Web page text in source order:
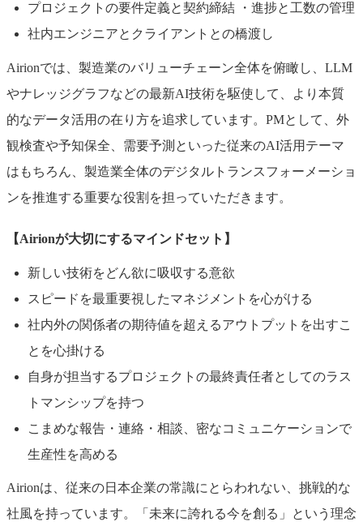
プロジェクトの要件定義と契約締結 ・進捗と工数の管理
社内エンジニアとクライアントとの橋渡し
Airionでは、製造業のバリューチェーン全体を俯瞰し、LLM
やナレッジグラフなどの最新AI技術を駆使して、より本質
的なデータ活用の在り方を追求しています。PMとして、外
観検査や予知保全、需要予測といった従来のAI活用テーマ
はもちろん、製造業全体のデジタルトランスフォーメーショ
ンを推進する重要な役割を担っていただきます。
【Airionが大切にするマインドセット】
新しい技術をどん欲に吸収する意欲
スピードを最重要視したマネジメントを心がける
社内外の関係者の期待値を超えるアウトプットを出すこ
とを心掛ける
自身が担当するプロジェクトの最終責任者としてのラス
トマンシップを持つ
こまめな報告・連絡・相談、密なコミュニケーションで
生産性を高める
Airionは、従来の日本企業の常識にとらわれない、挑戦的な
社風を持っています。「未来に誇れる今を創る」という理念